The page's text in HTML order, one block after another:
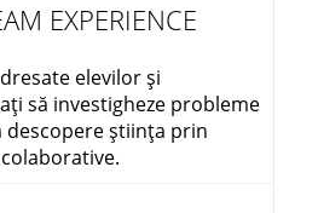
EXPERIENCE
elevilor și
să investigheze probleme
descopere știința prin